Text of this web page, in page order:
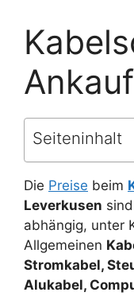
Seiteninhalt
Die Preise beim
Leverkusen
abhängig, unter
Allgemeinen
Stromkabel,
Alukabel,